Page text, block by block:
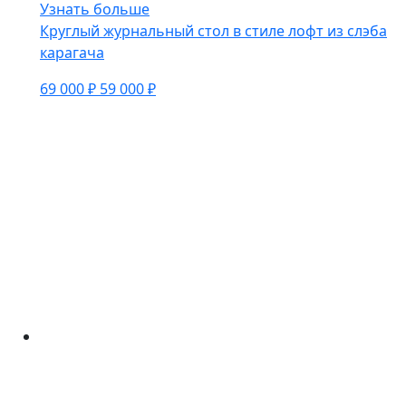
Узнать больше
Круглый журнальный стол в стиле лофт из слэба
карагача
69 000 ₽ 59 000 ₽